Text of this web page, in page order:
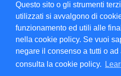
Questo sito o gli strumenti
utilizzati si avvalgono di
funzionamento ed utili alle
nella cookie policy. Se vuoi
negare il consenso a tutti o
consulta la cookie policy.
Collabora con noi
Copyright 1995-2026 © Wise Srl
Italia - P. IVA 09072090963 |
Informazioni e richieste di pubblicità:
Responsabile:Sergio Angelo